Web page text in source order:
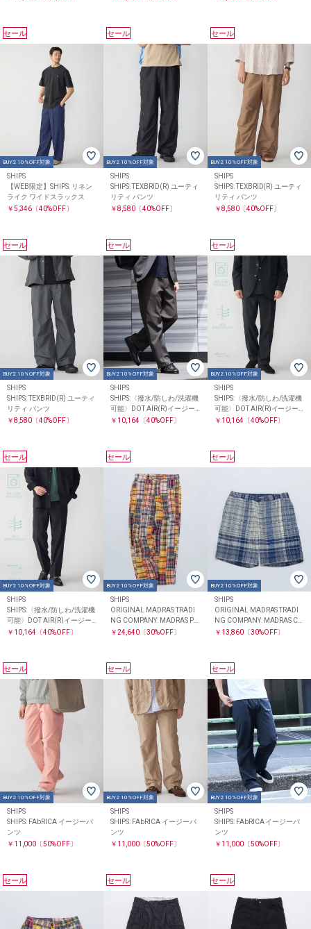
セール
BUY2 10%OFF対象
SHIPS
【WEB限定】SHIPS: リネン
ライク ワイドスラックス
￥5,346〔40%OFF〕
セール
BUY2 10%OFF対象
SHIPS
SHIPS: TEXBRID(R) ユーティ
リティ パンツ
￥8,580 〔40%OFF〕
セール
BUY2 10%OFF対象
SHIPS
SHIPS: TEXBRID(R) ユーティ
リティ パンツ
￥8,580〔40%OFF〕
セール
BUY2 10%OFF対象
SHIPS
SHIPS: TEXBRID(R) ユーティ
リティ パンツ
￥8,580〔40%OFF〕
セール
BUY2 10%OFF対象
SHIPS
SHIPS:〈撥水/防しわ/洗濯機
可能〉DOT AIR(R)イージー
パンツ(セットアップ対応)
￥10,164 〔40%OFF〕
セール
BUY2 10%OFF対象
SHIPS
SHIPS:〈撥水/防しわ/洗濯機
可能〉DOT AIR(R)イージー
パンツ(セットアップ対応)
￥10,164 〔40%OFF〕
セール
BUY2 10%OFF対象
SHIPS
SHIPS:〈撥水/防しわ/洗濯機
可能〉DOT AIR(R)イージー
パンツ(セットアップ対応)
￥10,164 〔40%OFF〕
セール
BUY2 10%OFF対象
SHIPS
ORIGINAL MADRAS TRADI
NG COMPANY: MADRAS PA
TCHWORK PANTS
￥24,640 〔30%OFF〕
セール
BUY2 10%OFF対象
SHIPS
ORIGINAL MADRAS TRADI
NG COMPANY: MADRAS CH
ECK SHORTS
￥13,860〔30%OFF〕
セール
BUY2 10%OFF対象
SHIPS
SHIPS: FAbRICA イージーパ
ンツ
￥11,000〔50%OFF〕
セール
BUY2 10%OFF対象
SHIPS
SHIPS: FAbRICA イージーパ
ンツ
￥11,000 〔50%OFF〕
セール
BUY2 10%OFF対象
SHIPS
SHIPS: FAbRICA イージーパ
ンツ
￥11,000〔50%OFF〕
セール セール セール